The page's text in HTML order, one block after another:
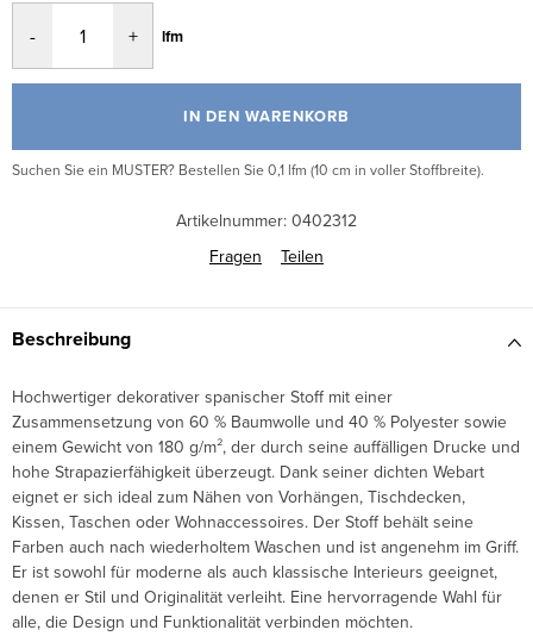
lfm
IN DEN WARENKORB
Suchen Sie ein MUSTER? Bestellen Sie 0,1 lfm (10 cm in voller Stoffbreite).
Artikelnummer: 0402312
Fragen
Teilen
Beschreibung
Hochwertiger dekorativer spanischer Stoff mit einer
Zusammensetzung von 60 % Baumwolle und 40 % Polyester sowie
einem Gewicht von 180 g/m², der durch seine auffälligen Drucke und
hohe Strapazierfähigkeit überzeugt. Dank seiner dichten Webart
eignet er sich ideal zum Nähen von Vorhängen, Tischdecken,
Kissen, Taschen oder Wohnaccessoires. Der Stoff behält seine
Farben auch nach wiederholtem Waschen und ist angenehm im Griff.
Er ist sowohl für moderne als auch klassische Interieurs geeignet,
denen er Stil und Originalität verleiht. Eine hervorragende Wahl für
alle, die Design und Funktionalität verbinden möchten.